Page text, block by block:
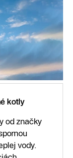
kotly
od značky
vody.